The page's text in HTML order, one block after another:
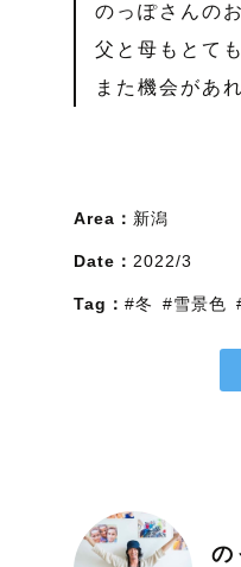
のっぽさんの
父と母もとて
また機会があ
Area： 新潟
Date： 2022/3
Tag： #冬 #雪景色
の